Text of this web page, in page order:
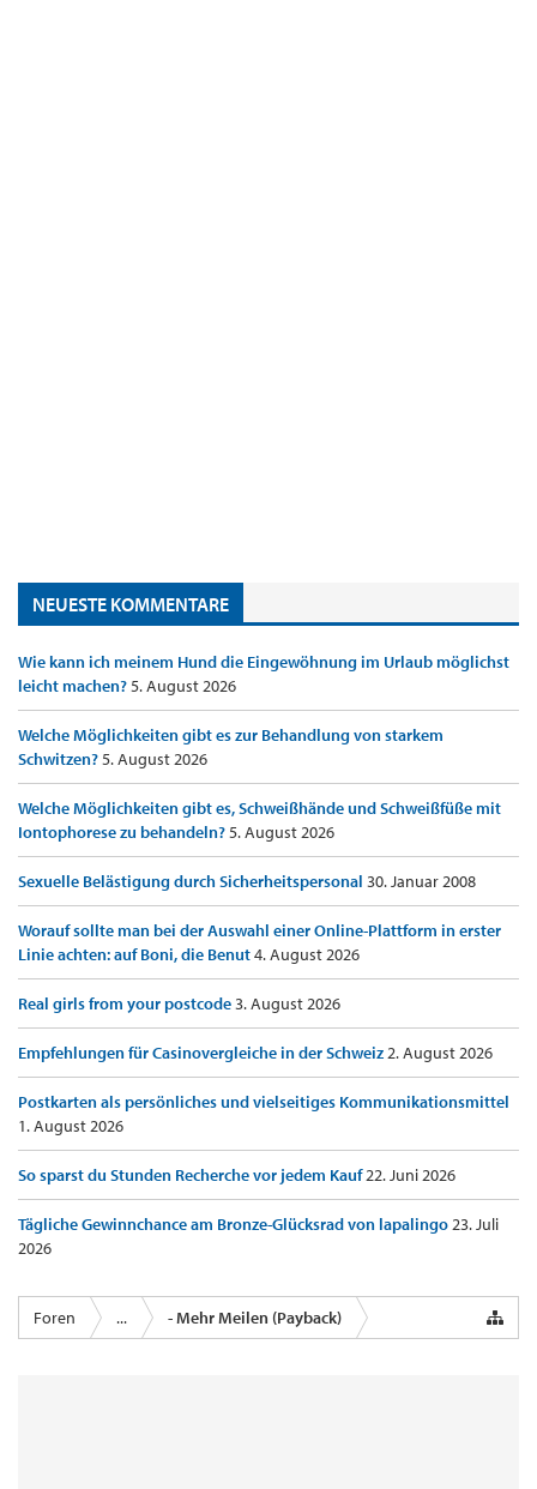
NEUESTE KOMMENTARE
Wie kann ich meinem Hund die Eingewöhnung im Urlaub möglichst
leicht machen?5. August 2026
Welche Möglichkeiten gibt es zur Behandlung von starkem
Schwitzen?5. August 2026
Welche Möglichkeiten gibt es, Schweißhände und Schweißfüße mit
Iontophorese zu behandeln?5. August 2026
Sexuelle Belästigung durch Sicherheitspersonal 30. Januar 2008
Worauf sollte man bei der Auswahl einer Online-Plattform in erster
Linie achten: auf Boni, die Benut4. August 2026
Real girls from your postcode3. August 2026
Empfehlungen für Casinovergleiche in der Schweiz2. August 2026
Postkarten als persönliches und vielseitiges Kommunikationsmittel
1. August 2026
So sparst du Stunden Recherche vor jedem Kauf22. Juni 2026
Tägliche Gewinnchance am Bronze-Glücksrad von lapalingo23. Juli
2026
Foren ... - Mehr Meilen (Payback)